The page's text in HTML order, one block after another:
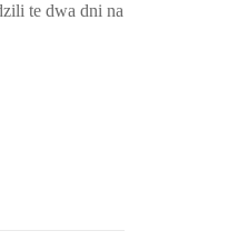
te dwa dni na